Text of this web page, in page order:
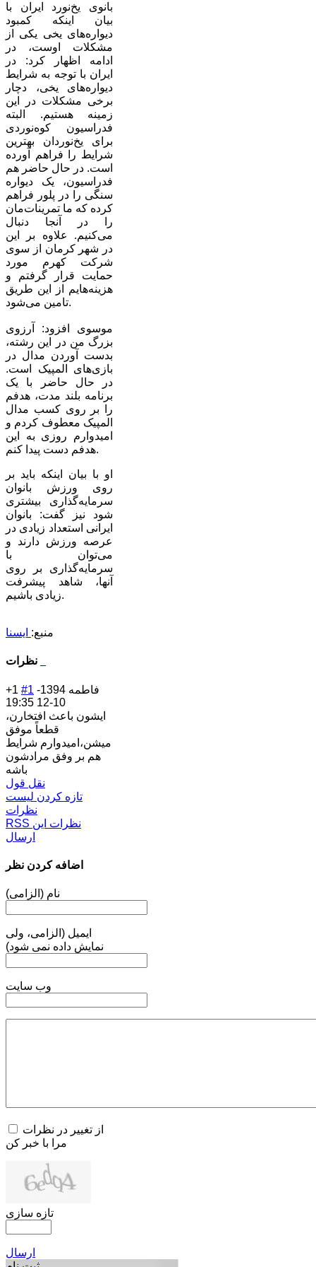
بانوی یخ‌نورد ایران با
بیان اینکه کمبود
دیواره‌های یخی یکی از
مشکلات اوست، در
ادامه اظهار کرد: در
ایران با توجه به شرایط
دیواره‌های یخی، دچار
برخی مشکلات در این
زمینه هستیم. البته
فدراسیون کوه‌نوردی
برای یخ‌نوردان بهترین
شرایط را فراهم آورده
است. در حال حاضر هم
فدراسیون، یک دیواره
سنگی را در پلور فراهم
کرده که ما تمرینات‌مان
را در آنجا دنبال
می‌کنیم. علاوه بر این
در شهر کرمان از سوی
شرکت کهرم مورد
حمایت قرار گرفتم و
هزینه‌هایم از این طریق
تامین می‌شود.
موسوی افزود: آرزوی
بزرگ من در این رشته،
بدست آوردن مدال در
بازی‌های المپیک است.
در حال حاضر با یک
برنامه‌ بلند مدت، هدفم
را بر روی کسب مدال
المپیک معطوف کردم و
امیدوارم روزی به این
هدفم دست پیدا کنم.
او با بیان اینکه باید بر
روی ورزش بانوان
سرمایه‌گذاری بیشتری
شود نیز گفت: بانوان
ایرانی استعداد زیادی در
عرصه ورزش دارند و
می‌توان با
سرمایه‌گذاری بر روی
آنها، شاهد پیشرفت
زیادی باشیم.
منبع: ایسنا
+1 #1 فاطمه
1394-
10-12 19:35
ايشون باعث افتخارن،
قطعاً موفق
ميشن،اميدوارم شرايط
هم بر وفق مرادشون
باشه
نقل قول
تازه کردن لیست
نظرات
RSS نظرات این
ارسال
اضافه کردن نظر
نام (الزامی)
ایمیل (الزامی، ولی
نمایش داده نمی شود)
وب سایت
از تغییر در نظرات
مرا با خبر کن
تازه سازی
ارسال